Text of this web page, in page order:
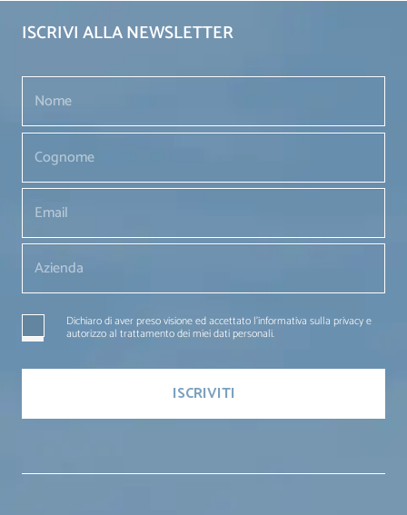
ISCRIVI ALLA NEWSLETTER
Dichiaro di aver preso visione ed accettato l'informativa sulla privacy e
autorizzo al trattamento dei miei dati personali.